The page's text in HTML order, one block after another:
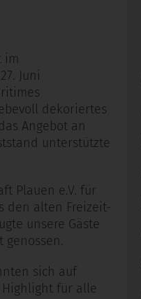
im
Juni
dekoriertes
Angebot an
unterstützte
Plauen e.V. für
den alten Freizeit-
unsere Gäste
sich auf
Highlight für alle